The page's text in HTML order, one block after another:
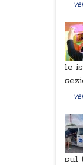
le
sul